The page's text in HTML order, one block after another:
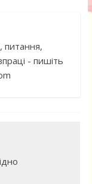
питання,
- пишіть